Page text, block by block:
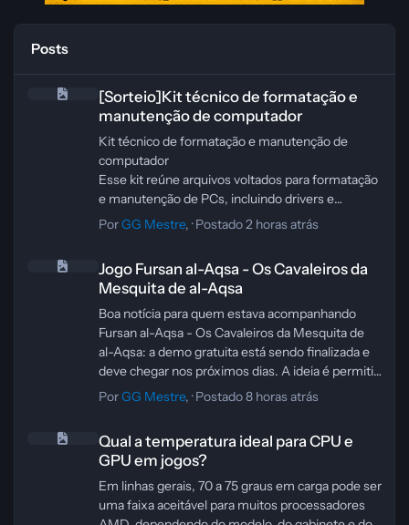
Posts
[Sorteio]Kit técnico de formatação e
manutenção de computador
Kit técnico de formatação e manutenção de
computador
Esse kit reúne arquivos voltados para formatação
e manutenção de PCs, incluindo drivers e
imagens ISO do Windows 7, 8.1 e 10. Segundo a
vale conferir com atenção a origem dos arquivos
e a compatibilidade com o equipamento antes de
aplicar qualquer imagem ou driver. Formatar o
computador apaga dados do sistema, então o
ideal é fazer backup antes de qualquer
procedimento.
PorGG Mestre, ·Postado2 horas atrás
Jogo Fursan al-Aqsa - Os Cavaleiros da
Mesquita de al-Aqsa
Boa notícia para quem estava acompanhando
Fursan al-Aqsa - Os Cavaleiros da Mesquita de
al-Aqsa: a demo gratuita está sendo finalizada e
deve chegar nos próximos dias. A ideia é permitir
que qualquer pessoa teste a jogabilidade, aprenda
Além de servir como porta de entrada para o
game, a demo também vai ajudar o
desenvolvedor a coletar feedback e ajustar
pontos importantes antes do lançamento
PorGG Mestre, ·Postado8 horas atrás
Qual a temperatura ideal para CPU e
GPU em jogos?
Em linhas gerais, 70 a 75 graus em carga pode ser
uma faixa aceitável para muitos processadores